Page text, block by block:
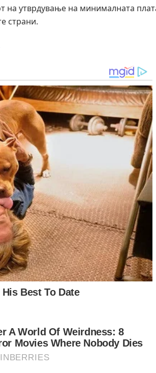
на утврдување на минималната
страни.